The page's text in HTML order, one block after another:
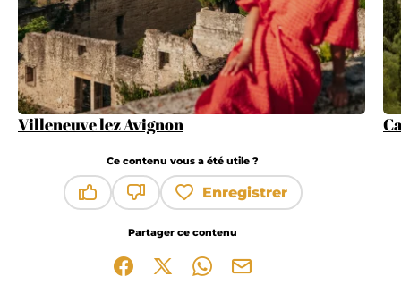
Villeneuve lez Avignon
Ce contenu vous a été utile ?
Enregistrer
Partager ce contenu
Partager sur Facebook (nouvelle fenêtre)
Partager sur X / Twitter (nouvelle
Partager sur WhatsApp
Partager par mail